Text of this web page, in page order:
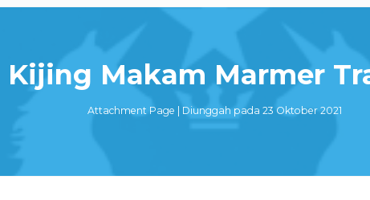
Kijing Makam Marmer
Attachment Page | Diunggah pada 23 Oktober 2021